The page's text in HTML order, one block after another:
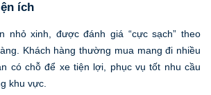
ích
nhỏ xinh, được đánh giá “cực sạch” theo
Khách hàng thường mua mang đi nhiều
có chỗ để xe tiện lợi, phục vụ tốt nhu cầu
khu vực.